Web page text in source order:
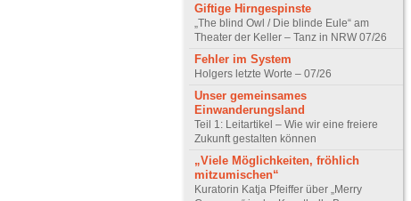
Giftige Hirngespinste
„The blind Owl / Die blinde Eule“ am
Theater der Keller – Tanz in NRW 07/26
Fehler im System
Holgers letzte Worte – 07/26
Unser gemeinsames
Einwanderungsland
Teil 1: Leitartikel – Wie wir eine freiere
Zukunft gestalten können
„Viele Möglichkeiten, fröhlich
mitzumischen“
Kuratorin Katja Pfeiffer über „Merry